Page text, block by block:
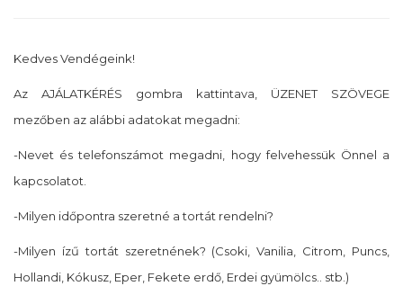
Kedves Vendégeink!
Az AJÁLATKÉRÉS gombra kattintava, ÜZENET SZÖVEGE
mezőben az alábbi adatokat megadni:
-Nevet és telefonszámot megadni, hogy felvehessük Önnel a
kapcsolatot.
-Milyen időpontra szeretné a tortát rendelni?
-Milyen ízű tortát szeretnének? (Csoki, Vanilia, Citrom, Puncs,
Hollandi, Kókusz, Eper, Fekete erdő, Erdei gyümölcs.. stb.)